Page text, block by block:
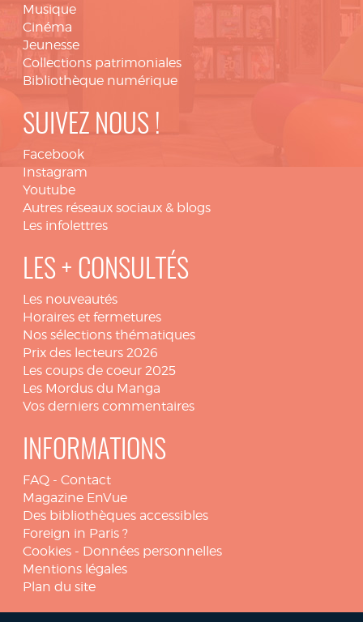
Musique
Cinéma
Jeunesse
Collections patrimoniales
Bibliothèque numérique
SUIVEZ NOUS !
Facebook
Instagram
Youtube
Autres réseaux sociaux & blogs
Les infolettres
LES + CONSULTÉS
Les nouveautés
Horaires et fermetures
Nos sélections thématiques
Prix des lecteurs 2026
Les coups de coeur 2025
Les Mordus du Manga
Vos derniers commentaires
INFORMATIONS
FAQ - Contact
Magazine EnVue
Des bibliothèques accessibles
Foreign in Paris ?
Cookies - Données personnelles
Mentions légales
Plan du site